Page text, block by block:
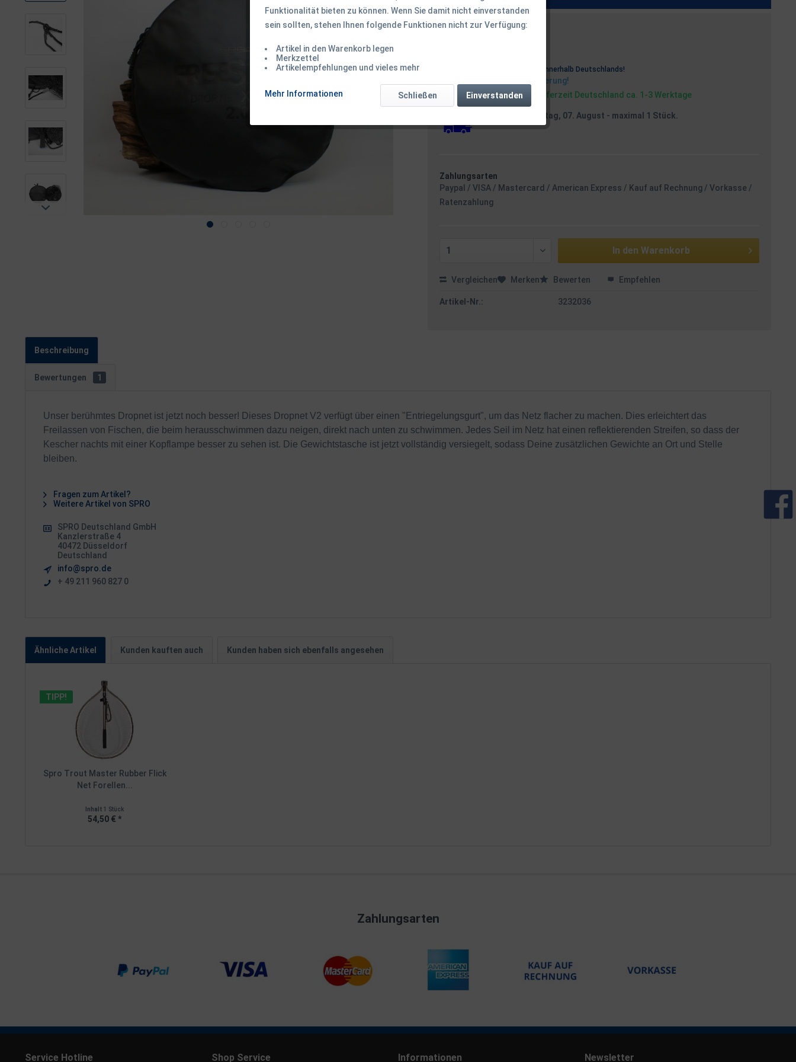
59,50 € *
innerhalb Deutschlands!
Versandkostenfreie Lieferung!
Sofort versandfertig, Lieferzeit Deutschland ca. 1-3 Werktage
Versand am Freitag, 07. August - maximal 1 Stück.
Zahlungsarten
Paypal / VISA / Mastercard / American Express / Kauf auf Rechnung / Vorkasse /
Ratenzahlung
In den Warenkorb
Vergleichen Merken Bewerten Empfehlen
Artikel-Nr.: 3232036
Beschreibung
Bewertungen 1
Unser berühmtes Dropnet ist jetzt noch besser! Dieses Dropnet V2 verfügt über einen "Entriegelungsgurt", um das Netz flacher zu machen. Dies erleichtert das
Freilassen von Fischen, die beim herausschwimmen dazu neigen, direkt nach unten zu schwimmen. Jedes Seil im Netz hat einen reflektierenden Streifen, so dass der
Kescher nachts mit einer Kopflampe besser zu sehen ist. Die Gewichtstasche ist jetzt vollständig versiegelt, sodass Deine zusätzlichen Gewichte an Ort und Stelle
bleiben.
Fragen zum Artikel?
Weitere Artikel von SPRO
SPRO Deutschland GmbH
Kanzlerstraße 4
40472 Düsseldorf
Deutschland
info@spro.de
+ 49 211 960 827 0
Ähnliche Artikel Kunden kauften auch Kunden haben sich ebenfalls angesehen
TIPP!
Spro Trout Master Rubber Flick
Net Forellen...
Inhalt1 Stück
54,50 € *
Zahlungsarten
Service Hotline Shop Service Informationen Newsletter
Funktionalität bieten zu können. Wenn Sie damit nicht einverstanden
sein sollten, stehen Ihnen folgende Funktionen nicht zur Verfügung:
Artikel in den Warenkorb legen
Merkzettel
Artikelempfehlungen und vieles mehr
Mehr Informationen Einverstanden
Schließen